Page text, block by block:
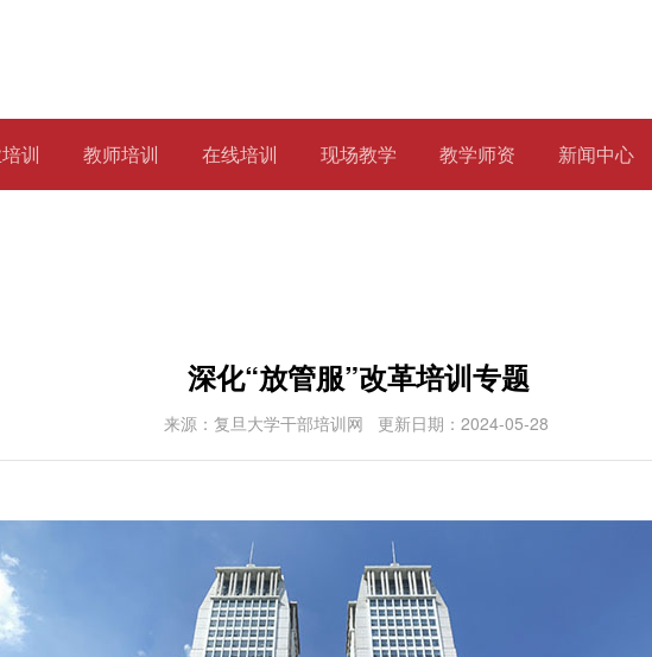
训 教师培训 在线培训 现场教学 教学师资 新闻中心
深化“放管服”改革培训专题
来源：复旦大学干部培训网 更新日期：2024-05-28